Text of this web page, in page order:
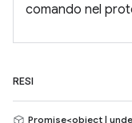
comando nel
RESI
Promise<object |